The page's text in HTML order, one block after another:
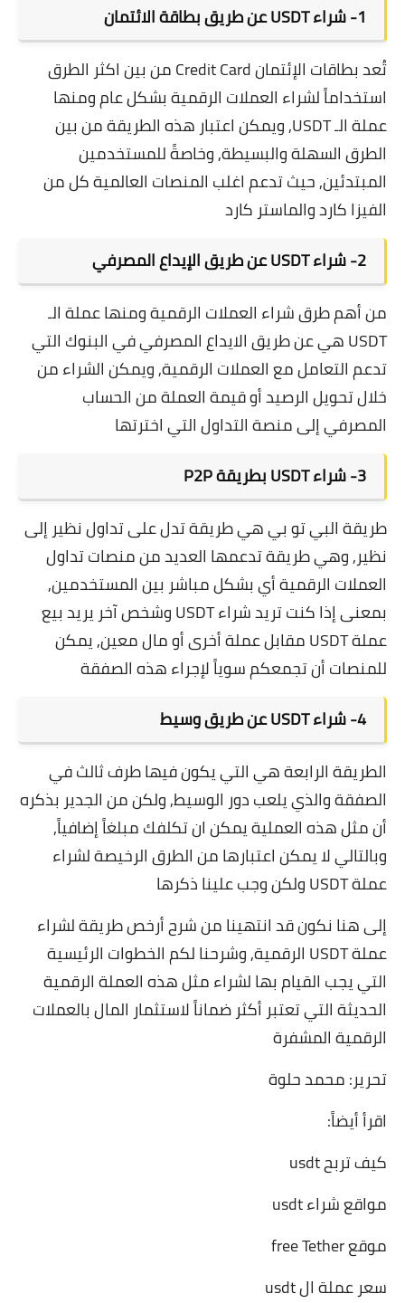
1- شراء USDT عن طريق بطاقة الائتمان
تُعد بطاقات الإئتمان Credit Card من بين اكثر الطرق
استخداماً لشراء العملات الرقمية بشكل عام ومنها
عملة الـ USDT, ويمكن اعتبار هذه الطريقة من بين
الطرق السهلة والبسيطة, وخاصةً للمستخدمين
المبتدئين, حيث تدعم اغلب المنصات العالمية كل من
الفيزا كارد والماستر كارد
2- شراء USDT عن طريق الإيداع المصرفي
من أهم طرق شراء العملات الرقمية ومنها عملة الـ
USDT هي عن طريق الايداع المصرفي في البنوك التي
تدعم التعامل مع العملات الرقمية, ويمكن الشراء من
خلال تحويل الرصيد أو قيمة العملة من الحساب
المصرفي إلى منصة التداول التي اخترتها
3- شراء USDT بطريقة P2P
طريقة البي تو بي هي طريقة تدل على تداول نظير إلى
نظير, وهي طريقة تدعمها العديد من منصات تداول
العملات الرقمية أي بشكل مباشر بين المستخدمين,
بمعنى إذا كنت تريد شراء USDT وشخص آخر يريد بيع
عملة USDT مقابل عملة أخرى أو مال معين, يمكن
للمنصات أن تجمعكم سوياً لإجراء هذه الصفقة
4- شراء USDT عن طريق وسيط
الطريقة الرابعة هي التي يكون فيها طرف ثالث في
الصفقة والذي يلعب دور الوسيط, ولكن من الجدير بذكره
أن مثل هذه العملية يمكن ان تكلفك مبلغاً إضافياً,
وبالتالي لا يمكن اعتبارها من الطرق الرخيصة لشراء
عملة USDT ولكن وجب علينا ذكرها
إلى هنا نكون قد انتهينا من شرح أرخص طريقة لشراء
عملة USDT الرقمية, وشرحنا لكم الخطوات الرئيسية
التي يجب القيام بها لشراء مثل هذه العملة الرقمية
الحديثة التي تعتبر أكثر ضماناً لاستثمار المال بالعملات
الرقمية المشفرة
تحرير: محمد حلوة
اقرأ أيضاً:
كيف تربح usdt
مواقع شراء usdt
موقع free Tether
سعر عملة ال usdt